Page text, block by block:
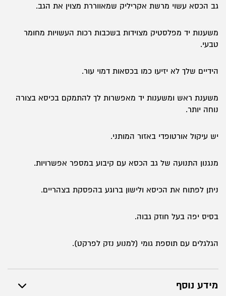
גב הכסא עשוי מרשת אקריליק שמאווררת מצוין את הגב.
משענות יד מפלסטיק מצוידות בשכבות רכות העשויות מחומר
טבעי.
הידיים שלך לא יזיעו כמו בכסאות דמוי עור.
משענת ראש ומשענות יד מאפשרות לך להתמקם בכיסא בצורה
נוחה יותר.
יש עיקול אורטופדי באזור המותני.
מנגנון התנועה של גב הכסא עם קיבוע במספר אפשרויות.
ניתן לפתוח את הכיסא ולישון ברוגע בהפסקת בצהריים.
בסיס יפה בעל חוזק גבוה.
הגלגלים עם תוספת גומי (למנוע נזק לפרקט).
מידע נוסף